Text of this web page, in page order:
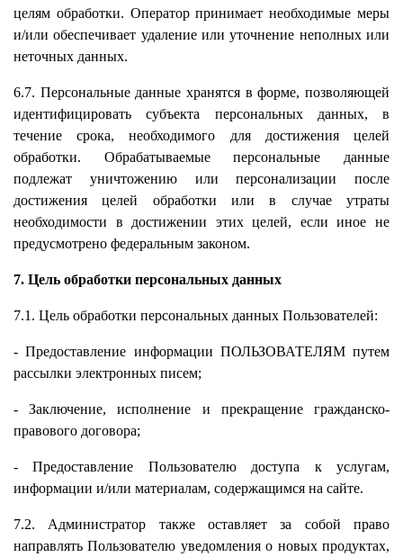
целям обработки. Оператор принимает необходимые меры
и/или обеспечивает удаление или уточнение неполных или
неточных данных.
6.7. Персональные данные хранятся в форме, позволяющей
идентифицировать субъекта персональных данных, в
течение срока, необходимого для достижения целей
обработки. Обрабатываемые персональные данные
подлежат уничтожению или персонализации после
достижения целей обработки или в случае утраты
необходимости в достижении этих целей, если иное не
предусмотрено федеральным законом.
7. Цель обработки персональных данных
7.1. Цель обработки персональных данных Пользователей:
- Предоставление информации ПОЛЬЗОВАТЕЛЯМ путем
рассылки электронных писем;
- Заключение, исполнение и прекращение гражданско-
правового договора;
- Предоставление Пользователю доступа к услугам,
информации и/или материалам, содержащимся на сайте.
7.2. Администратор также оставляет за собой право
направлять Пользователю уведомления о новых продуктах,